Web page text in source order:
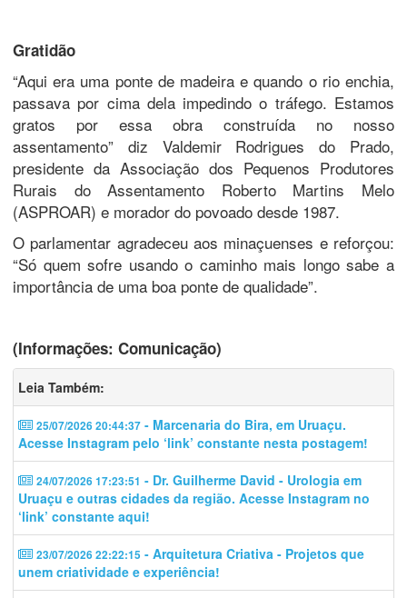
Gratidão
“Aqui era uma ponte de madeira e quando o rio enchia,
passava por cima dela impedindo o tráfego. Estamos
gratos por essa obra construída no nosso
assentamento” diz Valdemir Rodrigues do Prado,
presidente da Associação dos Pequenos Produtores
Rurais do Assentamento Roberto Martins Melo
(ASPROAR) e morador do povoado desde 1987.
O parlamentar agradeceu aos minaçuenses e reforçou:
“Só quem sofre usando o caminho mais longo sabe a
importância de uma boa ponte de qualidade”.
(Informações: Comunicação)
Leia Também:
25/07/2026 20:44:37 - Marcenaria do Bira, em Uruaçu.
Acesse Instagram pelo ‘link’ constante nesta postagem!
24/07/2026 17:23:51 - Dr. Guilherme David - Urologia em
Uruaçu e outras cidades da região. Acesse Instagram no
‘link’ constante aqui!
23/07/2026 22:22:15 - Arquitetura Criativa - Projetos que
unem criatividade e experiência!